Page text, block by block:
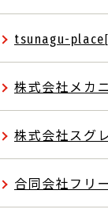
tsunagu-place
株式会社メカ
株式会社スグ
合同会社フリ